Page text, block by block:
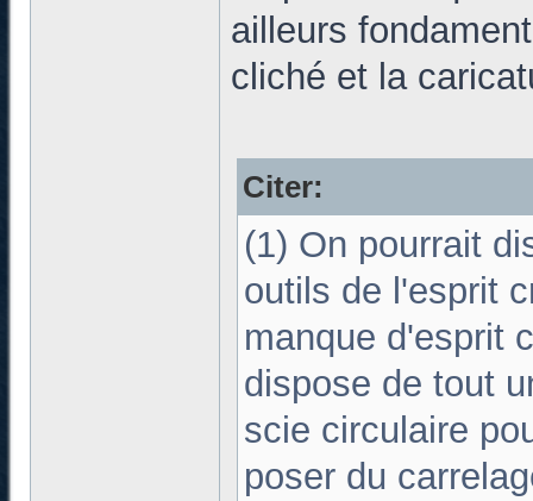
ailleurs
cliché et la
Citer:
(1) On pourrait
outils de l'esprit
manque d'esprit
dispose de tout
scie circulaire
poser du